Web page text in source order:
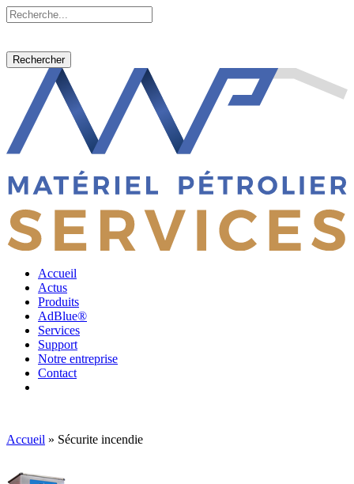
Rechercher
Accueil
Actus
Produits
AdBlue®
Services
Support
Notre entreprise
Contact
Accueil » Sécurite incendie